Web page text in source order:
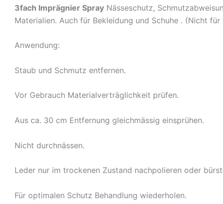
3fach Imprägnier Spray Nässeschutz,
Materialien. Auch für Bekleidung und Schuhe . (Nicht
Anwendung:
Staub und Schmutz entfernen.
Vor Gebrauch Materialverträglichkeit prüfen.
Aus ca. 30 cm Entfernung gleichmässig einsprühen.
Nicht durchnässen.
Leder nur im trockenen Zustand nachpolieren oder
Für optimalen Schutz Behandlung wiederholen.